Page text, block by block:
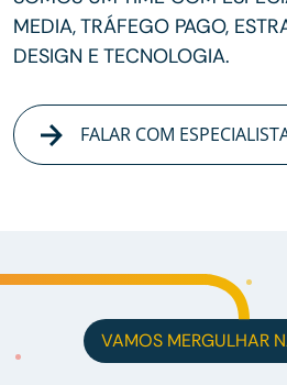
MEDIA, TRÁFEGO PAGO,
DESIGN E TECNOLOGIA.
FALAR COM
VAMOS MERGULHAR